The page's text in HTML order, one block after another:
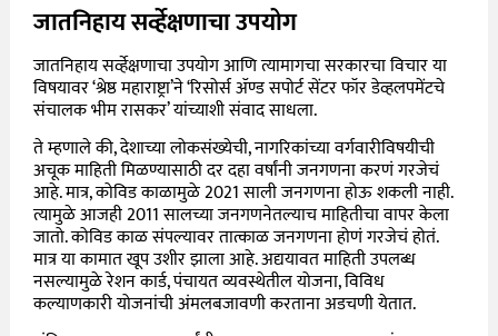
जातनिहाय सर्व्हेक्षणाचा उपयोग
जातनिहाय सर्व्हेक्षणाचा उपयोग आणि त्यामागचा सरकारचा विचार या
विषयावर ‘श्रेष्ठ महाराष्ट्रा’ने ‘रिसोर्स ॲण्ड सपोर्ट सेंटर फॉर डेव्हलपमेंटचे
संचालक भीम रासकर’ यांच्याशी संवाद साधला.
ते म्हणाले की, देशाच्या लोकसंख्येची, नागरिकांच्या वर्गवारीविषयीची
अचूक माहिती मिळण्यासाठी दर दहा वर्षांनी जनगणना करणं गरजेचं
आहे. मात्र, कोविड काळामुळे 2021 साली जनगणना होऊ शकली नाही.
त्यामुळे आजही 2011 सालच्या जनगणनेतल्याच माहितीचा वापर केला
जातो. कोविड काळ संपल्यावर तात्काळ जनगणना होणं गरजेचं होतं.
मात्र या कामात खूप उशीर झाला आहे. अद्ययावत माहिती उपलब्ध
नसल्यामुळे रेशन कार्ड, पंचायत व्यवस्थेतील योजना, विविध
कल्याणकारी योजनांची अंमलबजावणी करताना अडचणी येतात.